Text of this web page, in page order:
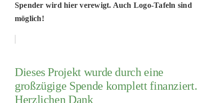
Spender wird hier verewigt. Auch Logo-Tafeln sind
möglich!
Dieses Projekt wurde durch eine
großzügige Spende komplett finanziert.
Herzlichen Dank